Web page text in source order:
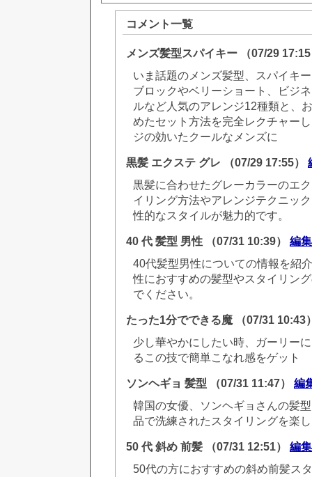
コメント一覧
メンズ髪型スパイキー
（07/29
いま話題のメンズ髪型、スパイキ
ブロックやベリーショート、ビジ
ルなど人気のアレンジ12種類と、
めたセット方法を完全レクチャー
ジの効いたクールなメンズに
黒髪 エクステ グレ （07/29 17:55）
黒髪に合わせたグレーカラーのエ
イリング方法やアレンジテクニッ
性的なスタイルが魅力的です。
40 代 髪型 男性 （07/31 10:39） 編
40代髪型男性についての情報を紹
性におすすめの髪型やスタイリン
でください。
たった1分でできる魔
（07/31 10:43
少し華やかにしたい時、ガーリー
るこの技で簡単こなれ感をゲット
ソンヘギョ 髪型 （07/31 11:47） 編
韓国の女優、ソンヘギョさんの髪
品で洗練されたスタイリングを楽
50 代 斜め 前髪 （07/31 12:51） 編
50代の方におすすめの斜め前髪ス